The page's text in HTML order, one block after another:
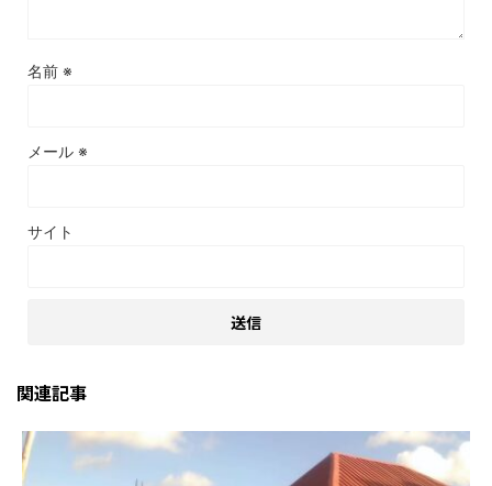
名前 ※
メール ※
サイト
関連記事